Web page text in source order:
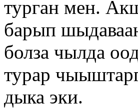
турган мен.
барып
болза чылда
турар
дыка эки.